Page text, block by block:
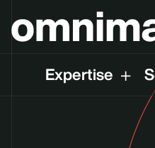
Expertise